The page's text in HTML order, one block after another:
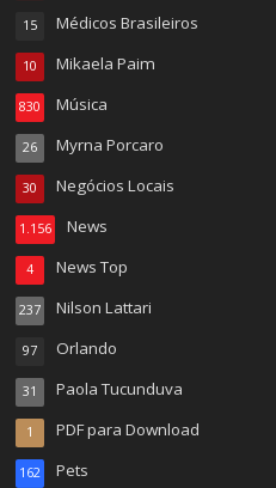
Médicos Brasileiros
15
Mikaela Paim
10
Música
830
Myrna Porcaro
26
Negócios Locais
30
News
1.156
News Top
4
Nilson Lattari
237
Orlando
97
Paola Tucunduva
31
PDF para Download
1
Pets
162